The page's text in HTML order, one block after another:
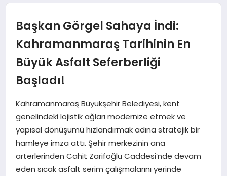
AFŞİN
ÇAĞLAYANCERİT
BİZE ULAŞIN
TÜRKOĞLU
PAZARCIK
Başkan Görgel Sahaya İndi:
Kahramanmaraş Tarihinin En
Büyük Asfalt Seferberliği
Başladı!
Kahramanmaraş Büyükşehir Belediyesi, kent
genelindeki lojistik ağları modernize etmek ve
yapısal dönüşümü hızlandırmak adına stratejik bir
hamleye imza attı. Şehir merkezinin ana
arterlerinden Cahit Zarifoğlu Caddesi’nde devam
eden sıcak asfalt serim çalışmalarını yerinde